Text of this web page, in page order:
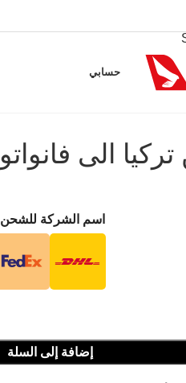
حسابي
الى فانواتو 0.5 كجم
اسم الشركة للشحن
إضافة إلى السلة